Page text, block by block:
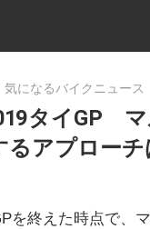
気になるバイクニュース
タイGP
るアプロー
を終えた時点で、